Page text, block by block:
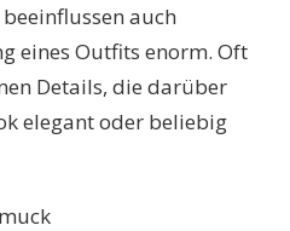
auch
eines Outfits enorm. Oft
Details, die darüber
elegant oder beliebig